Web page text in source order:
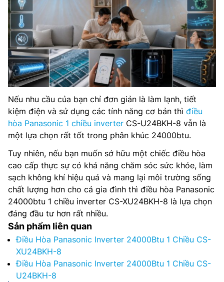
Nếu nhu cầu của bạn chỉ đơn giản là làm lạnh, tiết
kiệm điện và sử dụng các tính năng cơ bản thì điều
hòa Panasonic 1 chiều inverter CS-U24BKH-8 vẫn là
một lựa chọn rất tốt trong phân khúc 24000btu.
Tuy nhiên, nếu bạn muốn sở hữu một chiếc điều hòa
cao cấp thực sự có khả năng chăm sóc sức khỏe, làm
sạch không khí hiệu quả và mang lại môi trường sống
chất lượng hơn cho cả gia đình thì điều hòa Panasonic
24000btu 1 chiều inverter CS-XU24BKH-8 là lựa chọn
đáng đầu tư hơn rất nhiều.
Sản phẩm liên quan
Điều Hòa Panasonic Inverter 24000Btu 1 Chiều CS-
XU24BKH-8
Điều Hòa Panasonic Inverter 24000Btu 1 Chiều CS-
U24BKH-8